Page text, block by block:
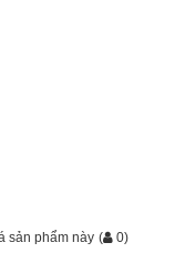
sản phẩm này ( 0)